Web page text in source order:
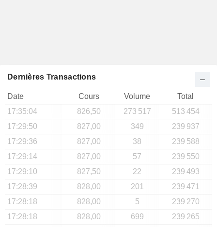
Dernières Transactions
Date Cours Volume
Total
17:35:04
826,50 273 517
513 454
17:29:50
827,00 349
239 937
17:29:36
827,00 38
239 588
17:29:14
827,00 57
239 550
17:29:10
827,50 22
239 493
17:28:39
828,00 201
239 471
17:28:18
828,00 5
239 270
17:28:18
828,00 699
239 265